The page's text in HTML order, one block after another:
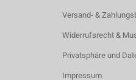
Versand- &
Widerrufsrecht &
Privatsphäre und
Impressum